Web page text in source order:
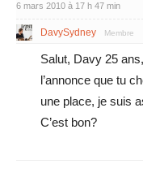
6 mars 2010 à 17 h 47 min
DavySydney Membre
Salut, Davy 25
l’annonce que tu
une place, je suis
C’est bon?